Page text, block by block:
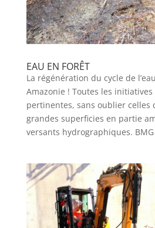
EAU EN FORÊT
La régénération du cycle de
Amazonie ! Toutes les
pertinentes, sans oublier celles
grandes superficies en partie
versants hydrographiques.